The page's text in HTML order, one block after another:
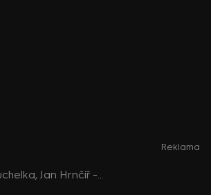
Reklama
22. série, 46. epizoda: PARTIE TEREZIE TOMÁNKOVÉ, Michael Kohajda, Jan Lacina, Aleš Juchelka, Jan Hrnčíř - 20.11. v 11:52